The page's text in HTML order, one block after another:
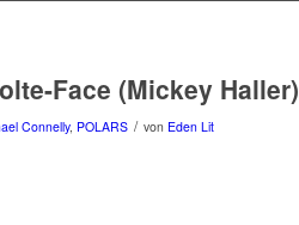
Face (Mickey Haller)
Connelly, POLARS / von Eden Lit